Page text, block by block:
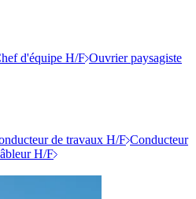
d'équipe H/F Ouvrier paysagiste
de travaux H/F Conducteur
H/F